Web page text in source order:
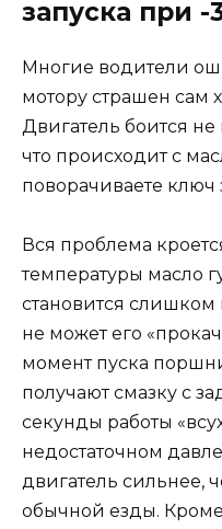
запуска при -
Многие водители
мотору страшен сам
Двигатель боится не
что происходит с
поворачиваете ключ
Вся проблема
температуры масло
становится
не может его
момент пуска
получают смазку с
секунды работы
недостаточном
двигатель сильнее,
обычной езды. Кроме